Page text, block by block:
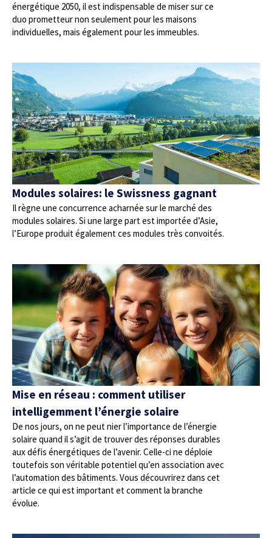
énergétique 2050, il est indispensable de miser sur ce
duo prometteur non seulement pour les maisons
individuelles, mais également pour les immeubles.
Modules solaires: le Swissness gagnant
Il règne une concurrence acharnée sur le marché des
modules solaires. Si une large part est importée d’Asie,
l’Europe produit également ces modules très convoités.
Mise en réseau : comment utiliser
intelligemment l’énergie solaire
De nos jours, on ne peut nier l’importance de l’énergie
solaire quand il s’agit de trouver des réponses durables
aux défis énergétiques de l’avenir. Celle-ci ne déploie
toutefois son véritable potentiel qu’en association avec
l’automation des bâtiments. Vous découvrirez dans cet
article ce qui est important et comment la branche
évolue.